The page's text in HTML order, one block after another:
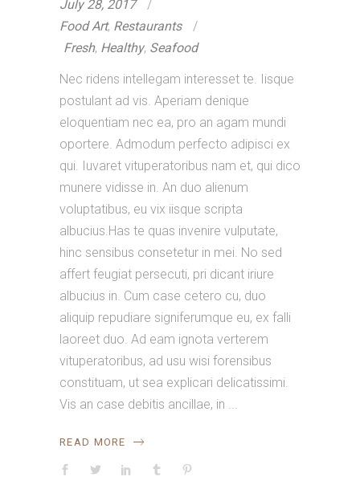
July 28, 2017
Food Art, Restaurants
Fresh, Healthy, Seafood
Nec ridens intellegam interesset te. Iisque
postulant ad vis. Aperiam denique
eloquentiam nec ea, pro an agam mundi
oportere. Admodum perfecto adipisci ex
qui. Iuvaret vituperatoribus nam et, qui dico
munere vidisse in. An duo alienum
voluptatibus, eu vix iisque scripta
albucius.Has te quas invenire vulputate,
hinc sensibus consetetur in mei. No sed
affert feugiat persecuti, pri dicant iriure
albucius in. Cum case cetero cu, duo
aliquip repudiare signiferumque eu, ex falli
laoreet duo. Ad eam ignota verterem
vituperatoribus, ad usu wisi forensibus
constituam, ut sea explicari delicatissimi.
Vis an case debitis ancillae, in
READ MORE